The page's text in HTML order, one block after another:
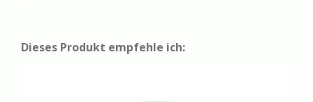
Dieses Produkt empfehle ich: